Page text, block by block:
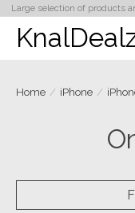
Large selection of products
Home / iPhone /